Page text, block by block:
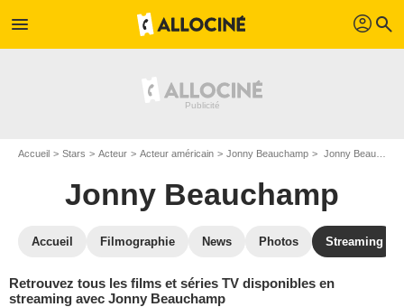
menu profil search
Accueil Stars Acteur Acteur américain Jonny Beauchamp Jonny Beauchamp : Films et séries online
Jonny Beauchamp
Accueil Filmographie News Photos Streaming
Retrouvez tous les films et séries TV disponibles en
streaming avec Jonny Beauchamp